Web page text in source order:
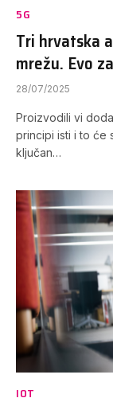
5G
Tri hrvatska
mrežu. Evo
28/07/2025
Proizvodili vi
principi isti i to će
ključan…
IOT